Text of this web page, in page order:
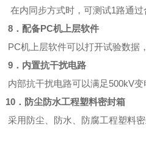
在内同步方式时，可测试1路通过
8．配备PC机上层软件
PC机上层软件可以打开试验数据
9．内置抗干扰电路
内部抗干扰电路可以满足500kV变
10．防尘防水工程塑料密封箱
采用防尘、防水、防腐工程塑料